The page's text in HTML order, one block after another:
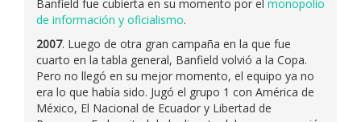
Banfield fue cubierta en su momento por el monopolio
de información y oficialismo.
2007. Luego de otra gran campaña en la que fue
cuarto en la tabla general, Banfield volvió a la Copa.
Pero no llegó en su mejor momento, el equipo ya no
era lo que había sido. Jugó el grupo 1 con América de
México, El Nacional de Ecuador y Libertad de